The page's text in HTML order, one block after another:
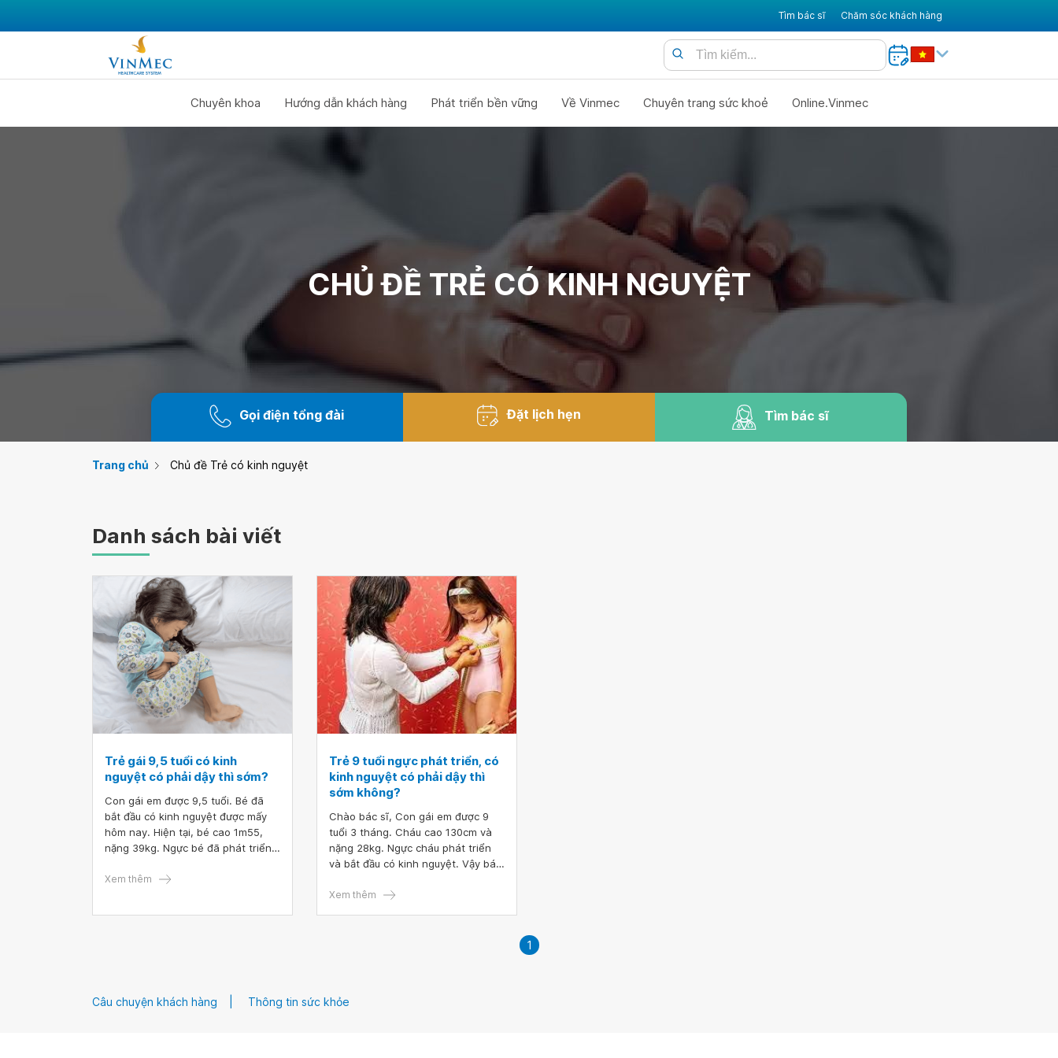
Tìm bác sĩ Chăm sóc khách hàng
Chuyên khoa Hướng dẫn khách hàng Phát triển bền vững Về Vinmec Chuyên trang sức khoẻ Online.Vinmec
CHỦ ĐỀ TRẺ CÓ KINH NGUYỆT
Gọi điện tổng đài Đặt lịch hẹn Tìm bác sĩ
Trang chủ Chủ đề Trẻ có kinh nguyệt
Danh sách bài viết
Trẻ gái 9,5 tuổi có kinh
nguyệt có phải dậy thì sớm?
Con gái em được 9,5 tuổi. Bé đã
bắt đầu có kinh nguyệt được mấy
hôm nay. Hiện tại, bé cao 1m55,
nặng 39kg. Ngực bé đã phát triển
cũng sợ bé bị dậy thì sớm nên đã
rồi. Vậy bác sĩ cho em hỏi trẻ gái
Xem thêm
Trẻ 9 tuổi ngực phát triển, có
kinh nguyệt có phải dậy thì
sớm không?
Chào bác sĩ, Con gái em được 9
tuổi 3 tháng. Cháu cao 130cm và
nặng 28kg. Ngực cháu phát triển
và bắt đầu có kinh nguyệt. Vậy bác
triển, có kinh nguyệt có phải dậy
Xem thêm
1
Câu chuyện khách hàng Thông tin sức khỏe